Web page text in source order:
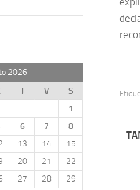
2026
J V
S
1
6 7
8
13 14
15
20 21
22
27 28
29